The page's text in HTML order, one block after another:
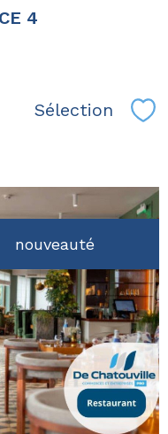
4
Sélection
nouveauté